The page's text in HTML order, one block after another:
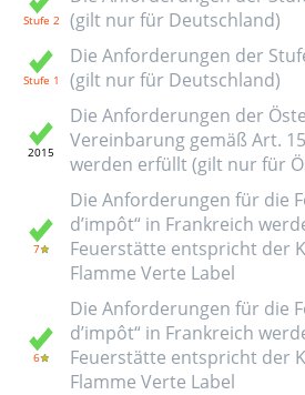
(gilt nur für Deutschland)
Die Anforderungen der
(gilt nur für Deutschland)
Die Anforderungen der
Vereinbarung gemäß Art.
werden erfüllt (gilt nur für
Die Anforderungen für die
d’impôt“ in Frankreich
Feuerstätte entspricht der
Flamme Verte Label
Die Anforderungen für die
d’impôt“ in Frankreich
Feuerstätte entspricht der
Flamme Verte Label